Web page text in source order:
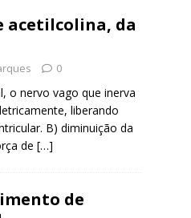
acetilcolina, da
0
o nervo vago que inerva
liberando
B) diminuição da
de […]
de